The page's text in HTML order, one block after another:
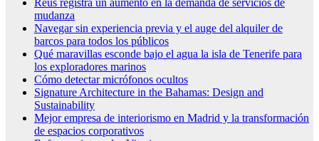
Reus registra un aumento en la demanda de servicios de
mudanza
Navegar sin experiencia previa y el auge del alquiler de
barcos para todos los públicos
Qué maravillas esconde bajo el agua la isla de Tenerife para
los exploradores marinos
Cómo detectar micrófonos ocultos
Signature Architecture in the Bahamas: Design and
Sustainability
Mejor empresa de interiorismo en Madrid y la transformación
de espacios corporativos